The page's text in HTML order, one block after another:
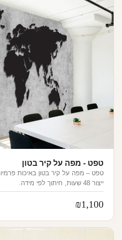
טפט - מפה על קיר בטון
טפט – מפה על קיר בטון באיכות
ייצור 48 שעות, חיתוך לפי מידה.
₪1,100